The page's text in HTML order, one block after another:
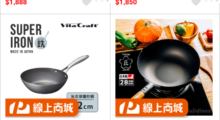
（運費不算在 2000 元的範圍
內）
單品享9折
訂單滿699享9折